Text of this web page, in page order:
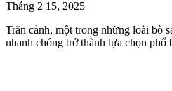
Tháng 2 15, 2025
Trăn cảnh, một trong những loài bò
nhanh chóng trở thành lựa chọn phổ